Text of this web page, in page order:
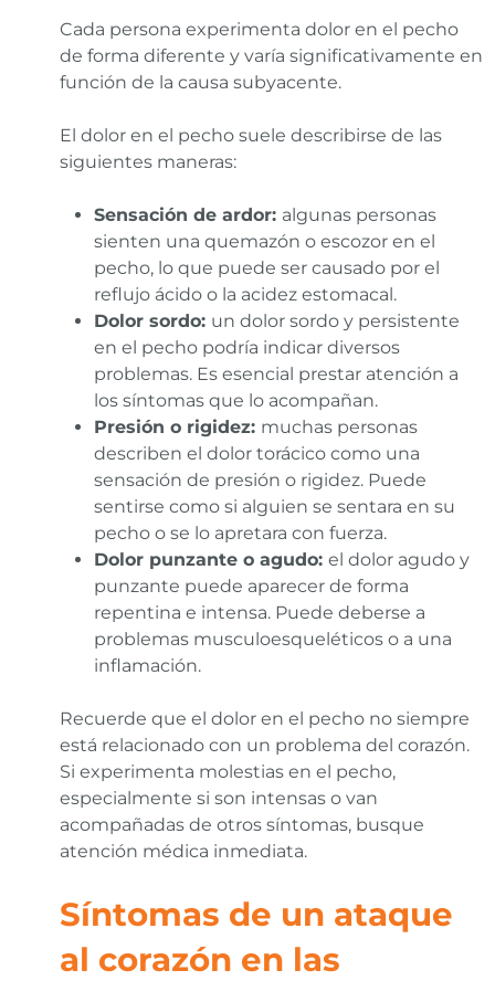
Cada persona experimenta dolor en el pecho
de forma diferente y varía significativamente en
función de la causa subyacente.
El dolor en el pecho suele describirse de las
siguientes maneras:
Sensación de ardor: algunas personas
sienten una quemazón o escozor en el
pecho, lo que puede ser causado por el
reflujo ácido o la acidez estomacal.
Dolor sordo: un dolor sordo y persistente
en el pecho podría indicar diversos
problemas. Es esencial prestar atención a
los síntomas que lo acompañan.
Presión o rigidez: muchas personas
describen el dolor torácico como una
sensación de presión o rigidez. Puede
sentirse como si alguien se sentara en su
pecho o se lo apretara con fuerza.
Dolor punzante o agudo: el dolor agudo y
punzante puede aparecer de forma
repentina e intensa. Puede deberse a
problemas musculoesqueléticos o a una
inflamación.
Recuerde que el dolor en el pecho no siempre
está relacionado con un problema del corazón.
Si experimenta molestias en el pecho,
especialmente si son intensas o van
acompañadas de otros síntomas, busque
atención médica inmediata.
Síntomas de un ataque
al corazón en las